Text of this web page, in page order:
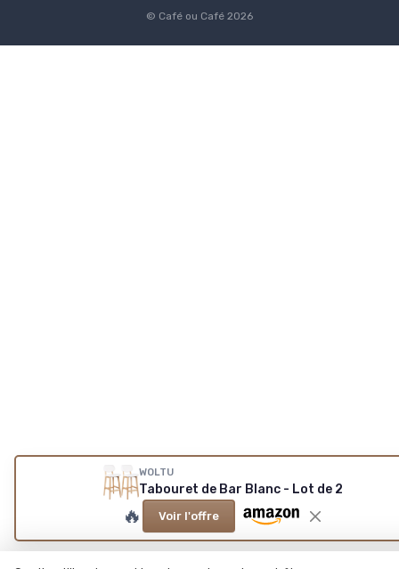
WOLTU
Tabouret de Bar Blanc - Lot de 2
🔥 Voir l'offre
© Café ou Café 2026